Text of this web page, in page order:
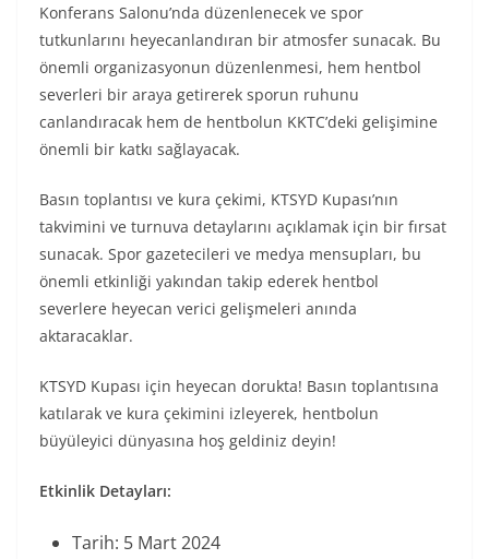
Konferans Salonu’nda düzenlenecek ve spor
tutkunlarını heyecanlandıran bir atmosfer sunacak. Bu
önemli organizasyonun düzenlenmesi, hem hentbol
severleri bir araya getirerek sporun ruhunu
canlandıracak hem de hentbolun KKTC’deki gelişimine
önemli bir katkı sağlayacak.
Basın toplantısı ve kura çekimi, KTSYD Kupası’nın
takvimini ve turnuva detaylarını açıklamak için bir fırsat
sunacak. Spor gazetecileri ve medya mensupları, bu
önemli etkinliği yakından takip ederek hentbol
severlere heyecan verici gelişmeleri anında
aktaracaklar.
KTSYD Kupası için heyecan dorukta! Basın toplantısına
katılarak ve kura çekimini izleyerek, hentbolun
büyüleyici dünyasına hoş geldiniz deyin!
Etkinlik Detayları:
Tarih: 5 Mart 2024